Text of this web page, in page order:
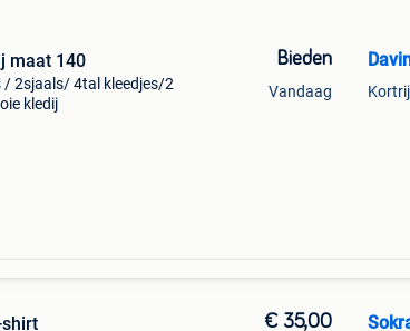
maat 140
/ 2sjaals/ 4tal kleedjes/2
kledij
Bieden
Vandaag
shirt € 35,00